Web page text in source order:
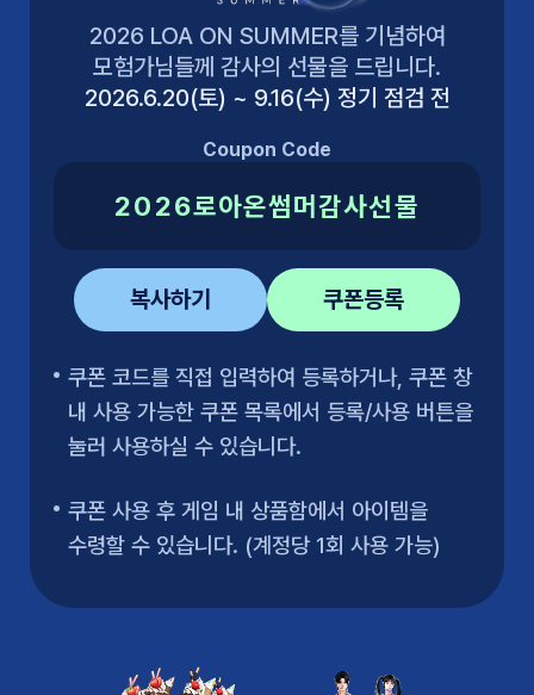
2026 LOA ON SUMMER를 기념하여
모험가님들께 감사의 선물을 드립니다.
2026.6.20(토) ~ 9.16(수) 정기 점검 전
Coupon Code
2026로아온썸머감사선물
복사하기 쿠폰등록
쿠폰 코드를 직접 입력하여 등록하거나, 쿠폰 창
내 사용 가능한 쿠폰 목록에서 등록/사용 버튼을
눌러 사용하실 수 있습니다.
쿠폰 사용 후 게임 내 상품함에서 아이템을
수령할 수 있습니다. (계정당 1회 사용 가능)